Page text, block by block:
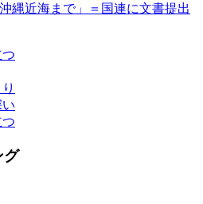
縄近海まで」＝国連に文書提出
グ